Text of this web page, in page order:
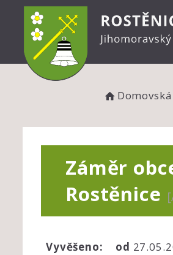
Záměr
Rostěnice
Vyvěšeno: od